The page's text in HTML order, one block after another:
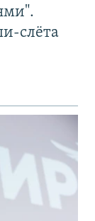
слёта